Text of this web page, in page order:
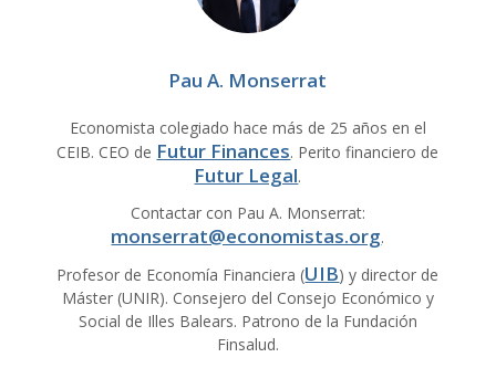
Pau A. Monserrat
Economista colegiado hace más de 25 años en el
CEIB. CEO de Futur Finances. Perito financiero de
Futur Legal.
Contactar con Pau A. Monserrat:
monserrat@economistas.org.
Profesor de Economía Financiera (UIB) y director de
Máster (UNIR). Consejero del Consejo Económico y
Social de Illes Balears. Patrono de la Fundación
Finsalud.